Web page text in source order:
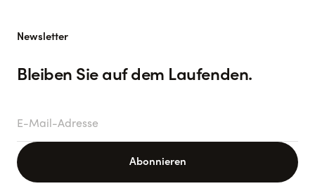
Newsletter
Bleiben Sie auf dem Laufenden.
E-Mail-Adresse
Abonnieren